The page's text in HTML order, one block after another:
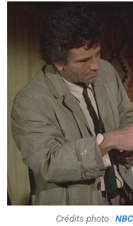
Crédits photo :